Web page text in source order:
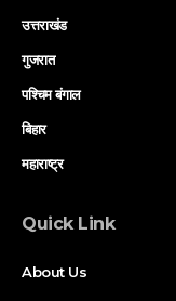
उत्तराखंड
गुजरात
पश्चिम बंगाल
बिहार
महाराष्ट्र
Quick Link
About Us